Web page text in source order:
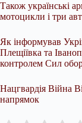
Також українські
мотоцикли і три
Як інформував
Плещіївка та
контролем Сил
Нацгвардія Війна
напрямок